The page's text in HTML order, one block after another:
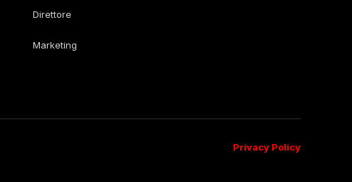
Direttore
Marketing
Privacy Policy